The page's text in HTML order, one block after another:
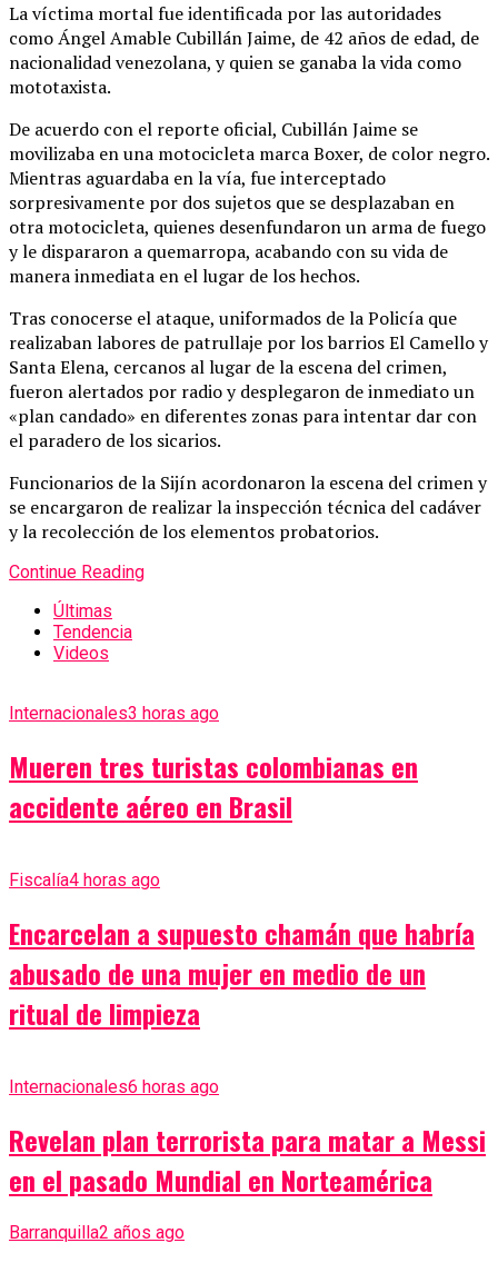
La víctima mortal fue identificada por las autoridades
como Ángel Amable Cubillán Jaime, de 42 años de edad, de
nacionalidad venezolana, y quien se ganaba la vida como
mototaxista.
De acuerdo con el reporte oficial, Cubillán Jaime se
movilizaba en una motocicleta marca Boxer, de color negro.
Mientras aguardaba en la vía, fue interceptado
sorpresivamente por dos sujetos que se desplazaban en
otra motocicleta, quienes desenfundaron un arma de fuego
y le dispararon a quemarropa, acabando con su vida de
manera inmediata en el lugar de los hechos.
Tras conocerse el ataque, uniformados de la Policía que
realizaban labores de patrullaje por los barrios El Camello y
Santa Elena, cercanos al lugar de la escena del crimen,
fueron alertados por radio y desplegaron de inmediato un
«plan candado» en diferentes zonas para intentar dar con
el paradero de los sicarios.
Funcionarios de la Sijín acordonaron la escena del crimen y
se encargaron de realizar la inspección técnica del cadáver
y la recolección de los elementos probatorios.
Continue Reading
Últimas
Tendencia
Videos
Internacionales3 horas ago
Mueren tres turistas colombianas en
accidente aéreo en Brasil
Fiscalía4 horas ago
Encarcelan a supuesto chamán que habría
abusado de una mujer en medio de un
ritual de limpieza
Internacionales6 horas ago
Revelan plan terrorista para matar a Messi
en el pasado Mundial en Norteamérica
Barranquilla2 años ago